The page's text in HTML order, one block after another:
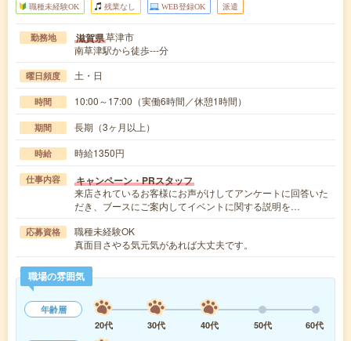
職種未経験OK 残業なし WEB登録OK 派遣
勤務地 滋賀県草津市
南草津駅から徒歩---分
曜日頻度 土・日
時間 10:00～17:00（実働6時間／休憩1時間）
期間 長期（3ヶ月以上）
時給 時給1350円
仕事内容 キャンペーン・PRスタッフ
来店されているお客様にお声がけしてアンケートに回答いた
だき、ブースにご案内してイベントに関する説明を…
応募資格
職種未経験OK
真面目さやる気元気があれば大丈夫です。
職場の雰囲気
年齢層
20代
30代 40代 50代
60代